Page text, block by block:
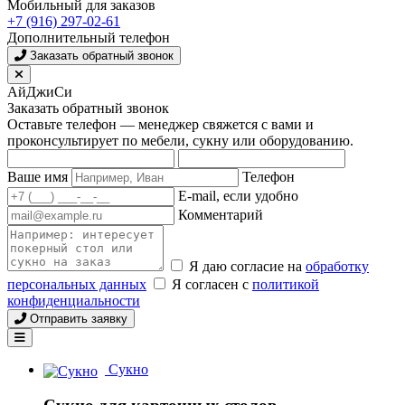
Мобильный для заказов
+7 (916) 297-02-61
Дополнительный телефон
Заказать обратный звонок
АйДжиСи
Заказать обратный звонок
Оставьте телефон — менеджер свяжется с вами и
проконсультирует по мебели, сукну или оборудованию.
Ваше имя
Телефон
E-mail, если удобно
Комментарий
Я даю согласие на обработку
персональных данных
Я согласен с политикой
конфиденциальности
Отправить заявку
Сукно